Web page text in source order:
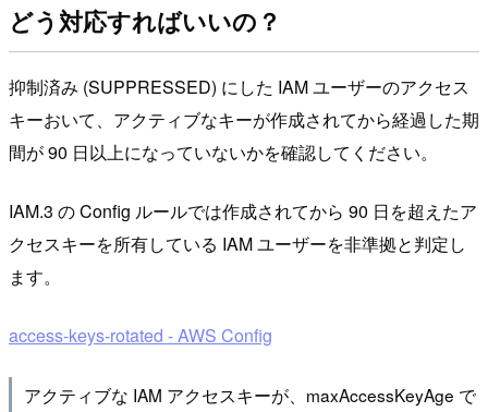
どう対応すればいいの？
抑制済み (SUPPRESSED) にした IAM ユーザーのアクセス
キーおいて、アクティブなキーが作成されてから経過した期
間が 90 日以上になっていないかを確認してください。
IAM.3 の Config ルールでは作成されてから 90 日を超えたア
クセスキーを所有している IAM ユーザーを非準拠と判定し
ます。
access-keys-rotated - AWS Config
アクティブな IAM アクセスキーが、maxAccessKeyAge で